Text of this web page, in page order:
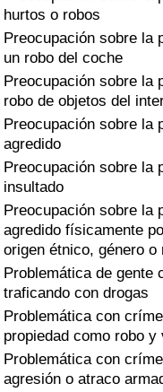
hurtos o robos
Preocupación sobre la
un robo del coche
Preocupación sobre la
robo de objetos del
Preocupación sobre la
agredido
Preocupación sobre la
insultado
Preocupación sobre la
agredido físicamente
origen étnico, género o
Problemática de gente
traficando con drogas
Problemática con
propiedad como robo y
Problemática con
agresión o atraco
Sanidad
Índice de Sanidad
Índice de Sanidad
Índice de Sanidad por
Contaminación
Índice de
Índice de
Índice de
Tráfico